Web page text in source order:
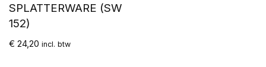
SPLATTERWARE (SW
152)
€ 24,20 incl. btw